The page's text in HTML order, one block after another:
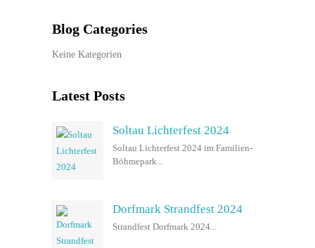
Blog Categories
Keine Kategorien
Latest Posts
Soltau Lichterfest 2024
Soltau Lichterfest 2024 im Familien-
Böhmepark...
Dorfmark Strandfest 2024
Strandfest Dorfmark 2024...